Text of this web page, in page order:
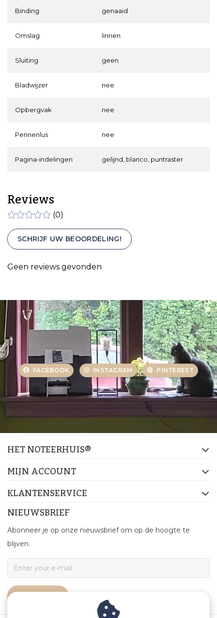
Binding genaaid
Omslag linnen
Sluiting geen
Bladwijzer nee
Opbergvak nee
Pennenlus nee
Pagina-indelingen gelijnd, blanco, puntraster
Reviews
(0)
SCHRIJF UW BEOORDELING!
Geen reviews gevonden
FACEBOOK INSTAGRAM PINTEREST
HET NOTEERHUIS®
MIJN ACCOUNT
KLANTENSERVICE
NIEUWSBRIEF
Abonneer je op onze nieuwsbrief om op de hoogte te
blijven.